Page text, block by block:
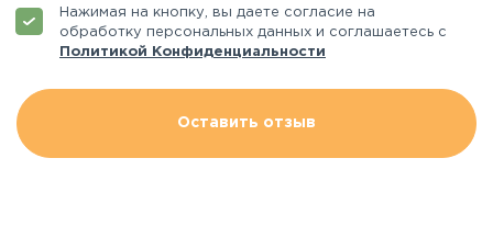
Нажимая на кнопку, вы даете согласие на
обработку персональных данных и соглашаетесь с
Политикой Конфиденциальности
Оставить отзыв